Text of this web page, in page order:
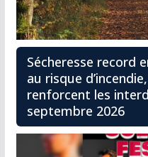
Sécheresse record
au risque
renforcent les
septembre 2026